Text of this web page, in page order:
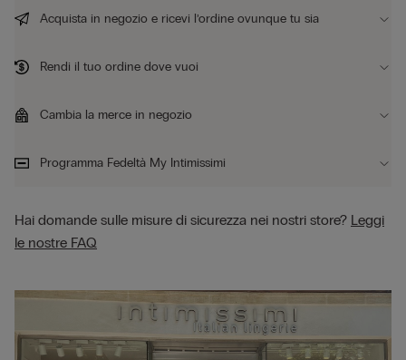
Acquista in negozio e ricevi l’ordine ovunque tu sia
Rendi il tuo ordine dove vuoi
Cambia la merce in negozio
Programma Fedeltà My Intimissimi
Hai domande sulle misure di sicurezza nei nostri store? Leggi
le nostre FAQ